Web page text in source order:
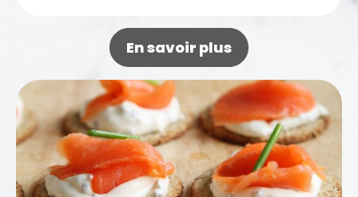
En savoir plus